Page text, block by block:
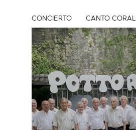
CONCIERTO CANTO CORAL